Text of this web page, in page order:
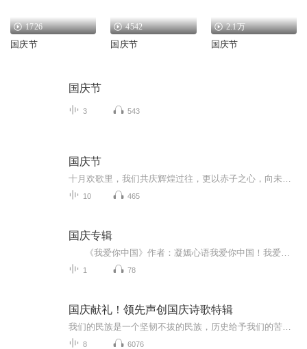
1726
国庆节
4542
国庆节
2.1万
国庆节
国庆节
3 543
国庆节
10 465
国庆专辑
1 78
国庆献礼！领先声创国庆诗歌特辑
8 6076